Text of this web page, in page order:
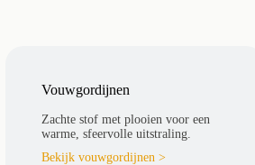
Top-down / bottom-up bediening
Compact en elegant design
Geschikt voor lastige raamvormen
Ook in verduisterende variant
Vouwgordijnen
Zachte stof met plooien voor een
warme, sfeervolle uitstraling.
Bekijk vouwgordijnen >